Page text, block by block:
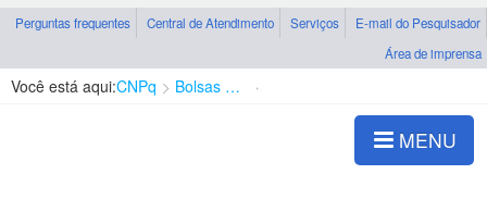
Perguntas frequentes Central de Atendimento Serviços
E-mail do Pesquisador
Área de imprensa
Você está aqui:CNPq Bolsas e Auxílios Vigentes
MENU